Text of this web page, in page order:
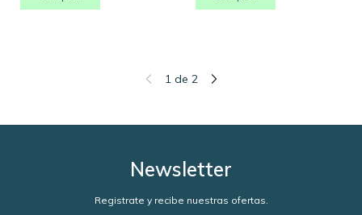
1 de 2
Newsletter
Registrate y recibe nuestras ofertas.